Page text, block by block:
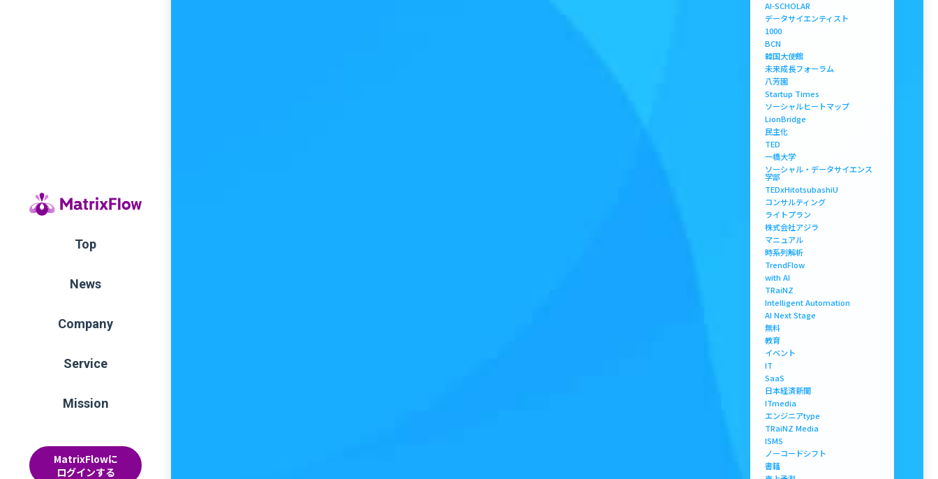
Top
News
Company
Service
Mission
MatrixFlowに
ログインする
AI-SCHOLAR
データサイエンティスト
1000
BCN
韓国大使館
未来成長フォーラム
八芳園
Startup Times
ソーシャルヒートマップ
LionBridge
民主化
TED
一橋大学
ソーシャル・データサイエンス
学部
TEDxHitotsubashiU
コンサルティング
ライトプラン
株式会社アジラ
マニュアル
時系列解析
TrendFlow
with AI
TRaiNZ
Intelligent Automation
AI Next Stage
無料
教育
イベント
IT
SaaS
日本経済新聞
ITmedia
エンジニアtype
TRaiNZ Media
ISMS
ノーコードシフト
書籍